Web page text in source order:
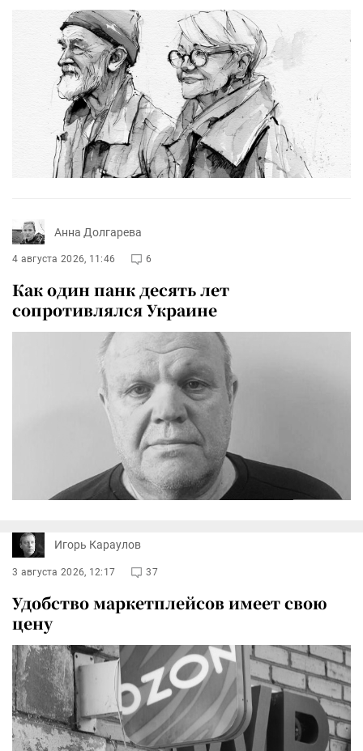
Анна Долгарева
4 августа 2026, 11:46 6
Как один панк десять лет
сопротивлялся Украине
Игорь Караулов
3 августа 2026, 12:17 37
Удобство маркетплейсов имеет свою
цену